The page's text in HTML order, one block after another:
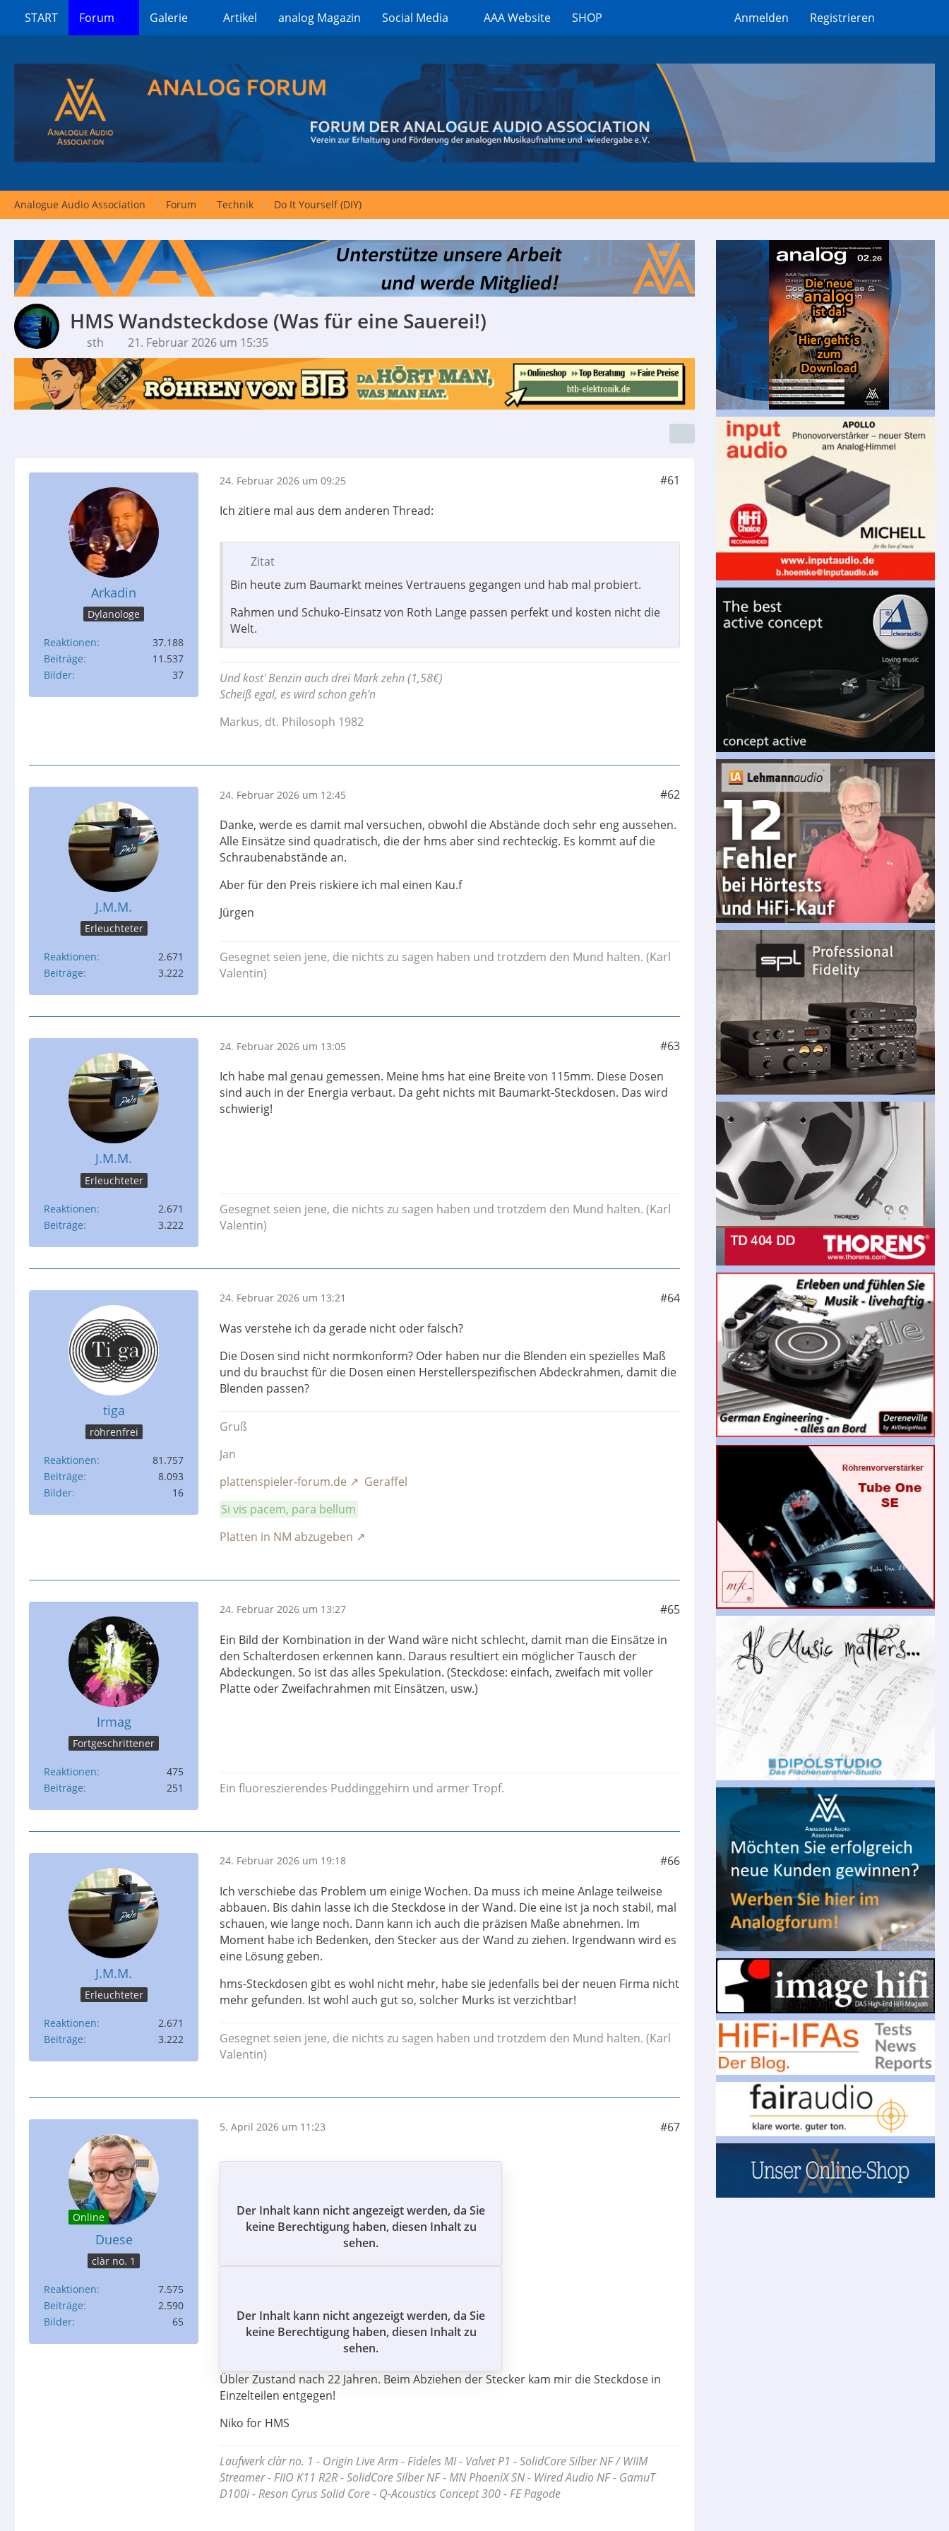
START Forum Galerie Artikel analog Magazin Social Media AAA Website SHOP Anmelden Registrieren
Analogue Audio Association Forum Technik Do It Yourself (DIY)
HMS Wandsteckdose (Was für eine Sauerei!)
sth 21. Februar 2026 um 15:35
Arkadin
Dylanologe
Reaktionen
37.188
Beiträge
11.537
Bilder
37
24. Februar 2026 um 09:25
#61
Ich zitiere mal aus dem anderen Thread:
Zitat
Bin heute zum Baumarkt meines Vertrauens gegangen und hab mal probiert.
Rahmen und Schuko-Einsatz von Roth Lange passen perfekt und kosten nicht die
Welt.
Und kost' Benzin auch drei Mark zehn (1,58€)
Scheiß egal, es wird schon geh'n
Markus, dt. Philosoph 1982
J.M.M.
Erleuchteter
Reaktionen
2.671
Beiträge
3.222
24. Februar 2026 um 12:45
#62
Danke, werde es damit mal versuchen, obwohl die Abstände doch sehr eng aussehen.
Alle Einsätze sind quadratisch, die der hms aber sind rechteckig. Es kommt auf die
Schraubenabstände an.
Aber für den Preis riskiere ich mal einen Kau.f
Jürgen
Gesegnet seien jene, die nichts zu sagen haben und trotzdem den Mund halten. (Karl
Valentin)
J.M.M.
Erleuchteter
Reaktionen
2.671
Beiträge
3.222
24. Februar 2026 um 13:05
#63
Ich habe mal genau gemessen. Meine hms hat eine Breite von 115mm. Diese Dosen
sind auch in der Energia verbaut. Da geht nichts mit Baumarkt-Steckdosen. Das wird
schwierig!
Gesegnet seien jene, die nichts zu sagen haben und trotzdem den Mund halten. (Karl
Valentin)
tiga
röhrenfrei
Reaktionen
81.757
Beiträge
8.093
Bilder
16
24. Februar 2026 um 13:21
#64
Was verstehe ich da gerade nicht oder falsch?
Die Dosen sind nicht normkonform? Oder haben nur die Blenden ein spezielles Maß
und du brauchst für die Dosen einen Herstellerspezifischen Abdeckrahmen, damit die
Blenden passen?
Gruß
Jan
plattenspieler-forum.de
Geraffel
Si vis pacem, para bellum
Platten in NM abzugeben
Irmag
Fortgeschrittener
Reaktionen
475
Beiträge
251
24. Februar 2026 um 13:27
#65
Ein Bild der Kombination in der Wand wäre nicht schlecht, damit man die Einsätze in
den Schalterdosen erkennen kann. Daraus resultiert ein möglicher Tausch der
Abdeckungen. So ist das alles Spekulation. (Steckdose: einfach, zweifach mit voller
Platte oder Zweifachrahmen mit Einsätzen, usw.)
Ein fluoreszierendes Puddinggehirn und armer Tropf.
J.M.M.
Erleuchteter
Reaktionen
2.671
Beiträge
3.222
24. Februar 2026 um 19:18
#66
Ich verschiebe das Problem um einige Wochen. Da muss ich meine Anlage teilweise
abbauen. Bis dahin lasse ich die Steckdose in der Wand. Die eine ist ja noch stabil, mal
schauen, wie lange noch. Dann kann ich auch die präzisen Maße abnehmen. Im
Moment habe ich Bedenken, den Stecker aus der Wand zu ziehen. Irgendwann wird es
eine Lösung geben.
hms-Steckdosen gibt es wohl nicht mehr, habe sie jedenfalls bei der neuen Firma nicht
mehr gefunden. Ist wohl auch gut so, solcher Murks ist verzichtbar!
Gesegnet seien jene, die nichts zu sagen haben und trotzdem den Mund halten. (Karl
Valentin)
Online
Duese
clàr no. 1
Reaktionen
7.575
Beiträge
2.590
Bilder
65
5. April 2026 um 11:23 #67
Der Inhalt kann nicht angezeigt werden, da Sie
keine Berechtigung haben, diesen Inhalt zu
sehen.
Der Inhalt kann nicht angezeigt werden, da Sie
keine Berechtigung haben, diesen Inhalt zu
sehen.
Übler Zustand nach 22 Jahren. Beim Abziehen der Stecker kam mir die Steckdose in
Einzelteilen entgegen!
Niko for HMS
Laufwerk clàr no. 1 - Origin Live Arm - Fideles MI - Valvet P1 - SolidCore Silber NF / WIIM
Streamer - FIIO K11 R2R - SolidCore Silber NF - MN PhoeniX SN - Wired Audio NF - GamuT
D100i - Reson Cyrus Solid Core - Q-Acoustics Concept 300 - FE Pagode